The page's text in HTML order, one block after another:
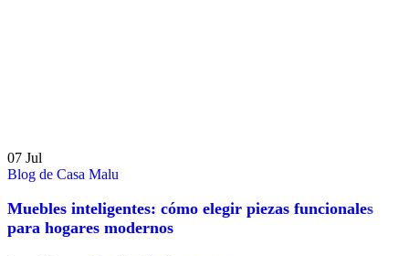
07 Jul
Blog de Casa Malu
Muebles inteligentes: cómo elegir piezas funcionales
para hogares modernos